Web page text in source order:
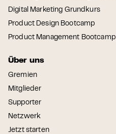
Digital Marketing Grundkurs
Product Design Bootcamp
Product Management Bootcamp
Über uns
Gremien
Mitglieder
Supporter
Netzwerk
Jetzt starten